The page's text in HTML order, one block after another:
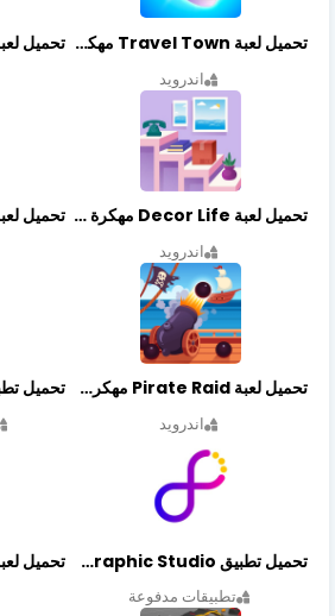
تحميل لعبة Travel Town مهكرة أخر إصدار
اندرويد
تحميل لعبة Decor Life مهكرة أخر إصدار
اندرويد
تحميل لعبة Pirate Raid مهكرة أخر إصدار
اندرويد
تحميل تطبيق Graphic Studio مهكر أخر إصدار
تطبيقات مدفوعة